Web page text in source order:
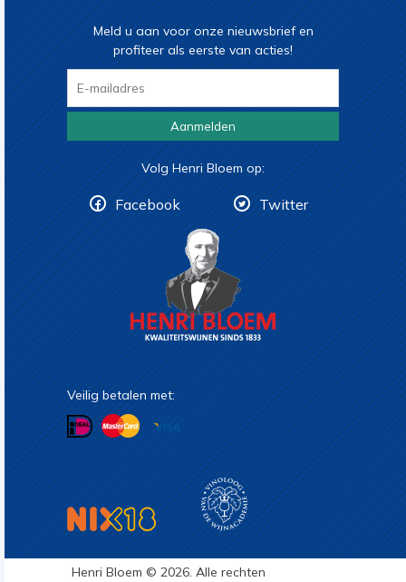
Meld u aan voor onze nieuwsbrief en
profiteer als eerste van acties!
Aanmelden
Volg Henri Bloem op:
Facebook Twitter
Veilig betalen met:
Henri Bloem © 2026. Alle rechten